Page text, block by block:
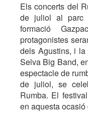
Els concerts del
de juliol al parc
formació
protagonistes
dels Agustins, i
Selva Big Band,
espectacle de
de juliol, se
Rumba. El
en aquesta